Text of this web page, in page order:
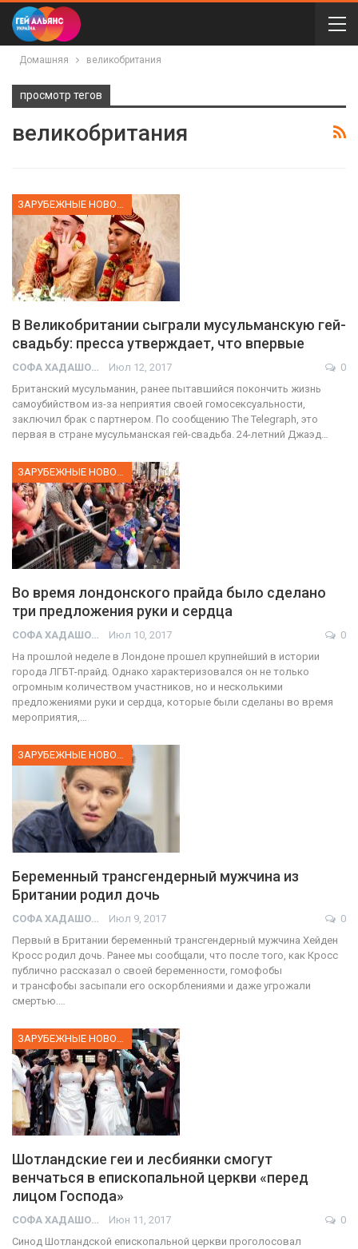
Домашняя великобритания
просмотр тегов
великобритания
В Великобритании сыграли мусульманскую гей-
свадьбу: пресса утверждает, что впервые
СОФА ХАДАШОТ Июл 12, 2017
0
Британский мусульманин, ранее пытавшийся покончить жизнь
самоубийством из-за неприятия своей гомосексуальности,
заключил брак с партнером. По сообщению The Telegraph, это
первая в стране мусульманская гей-свадьба. 24-летний Джаэд…
ЗАРУБЕЖНЫЕ НОВОСТИ
Во время лондонского прайда было сделано
три предложения руки и сердца
СОФА ХАДАШОТ Июл 10, 2017
0
На прошлой неделе в Лондоне прошел крупнейший в истории
города ЛГБТ-прайд. Однако характеризовался он не только
огромным количеством участников, но и несколькими
предложениями руки и сердца, которые были сделаны во время
мероприятия,…
ЗАРУБЕЖНЫЕ НОВОСТИ
Беременный трансгендерный мужчина из
Британии родил дочь
СОФА ХАДАШОТ Июл 9, 2017
0
Первый в Британии беременный трансгендерный мужчина Хейден
Кросс родил дочь. Ранее мы сообщали, что после того, как Кросс
публично рассказал о своей беременности, гомофобы
и трансфобы засыпали его оскорблениями и даже угрожали
смертью.…
Шотландские геи и лесбиянки смогут
венчаться в епископальной церкви «перед
лицом Господа»
СОФА ХАДАШОТ Июн 11, 2017
0
Синод Шотландской епископальной церкви проголосовал